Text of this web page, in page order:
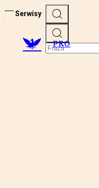
Serwisy
PRO